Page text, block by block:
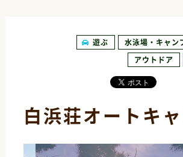
遊ぶ 水泳場・キャン
アウトドア
白浜荘オートキ